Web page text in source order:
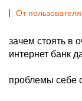
От пользователя
зачем стоять в
интернет банк
проблемы себе